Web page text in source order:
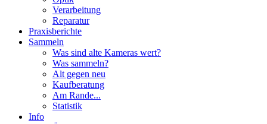
Verarbeitung
Reparatur
Praxisberichte
Sammeln
Was sind alte Kameras wert?
Was sammeln?
Alt gegen neu
Kaufberatung
Am Rande...
Statistik
Info